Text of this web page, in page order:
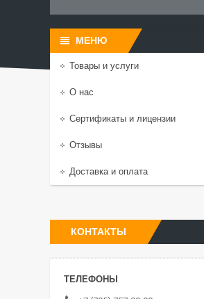
Товары и услуги
О нас
Сертификаты и лицензии
Отзывы
Доставка и оплата
КОНТАКТЫ